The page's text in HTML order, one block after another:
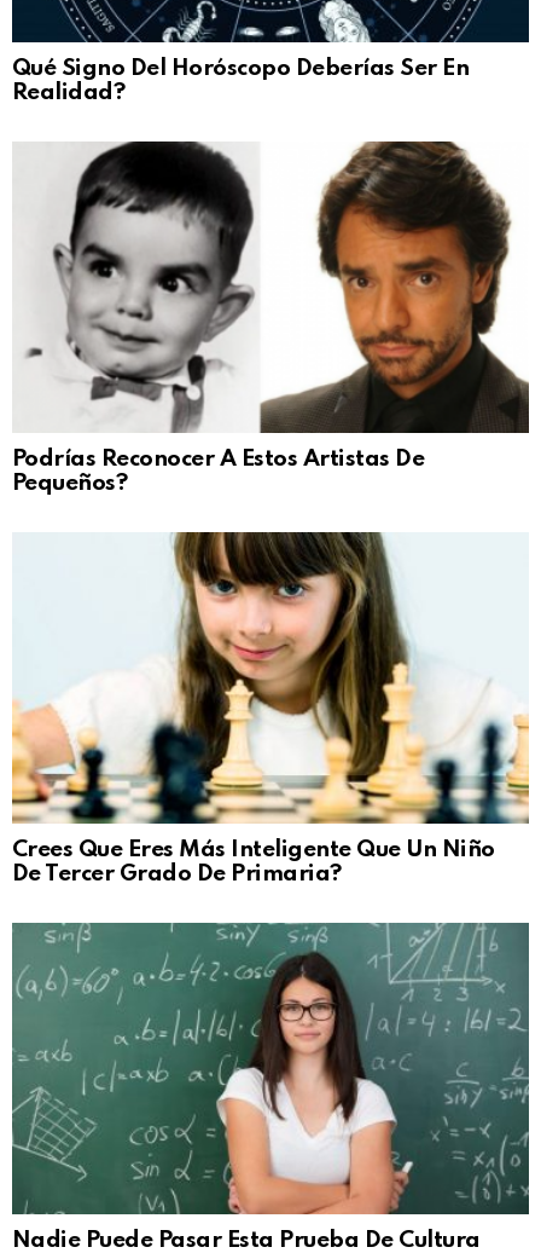
Qué Signo Del Horóscopo Deberías Ser En
Realidad?
Podrías Reconocer A Estos Artistas De
Pequeños?
Crees Que Eres Más Inteligente Que Un Niño
De Tercer Grado De Primaria?
Nadie Puede Pasar Esta Prueba De Cultura